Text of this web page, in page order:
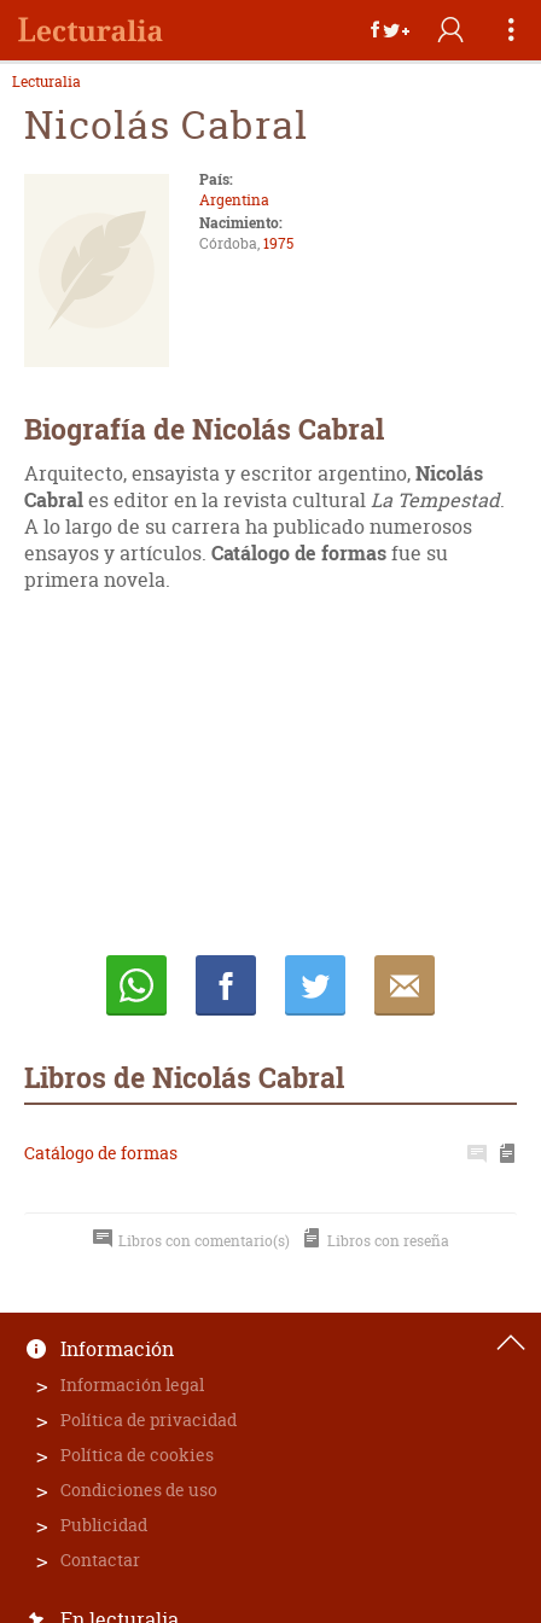
Lecturalia
Nicolás Cabral
País:
Argentina
Nacimiento:
Córdoba,1975
Biografía de Nicolás Cabral
Arquitecto, ensayista y escritor argentino,Nicolás
Cabrales editor en la revista culturalLa Tempestad.
A lo largo de su carrera ha publicado numerosos
ensayos y artículos. Catálogo de formasfue su
primera novela.
Libros de Nicolás Cabral
Catálogo de formas
Libros con comentario(s) Libros con reseña
Información
Información legal
Política de privacidad
Política de cookies
Condiciones de uso
Publicidad
Contactar